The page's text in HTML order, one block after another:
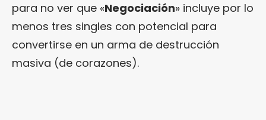
para no ver que «Negociación» incluye por lo
menos tres singles con potencial para
convertirse en un arma de destrucción
masiva (de corazones).